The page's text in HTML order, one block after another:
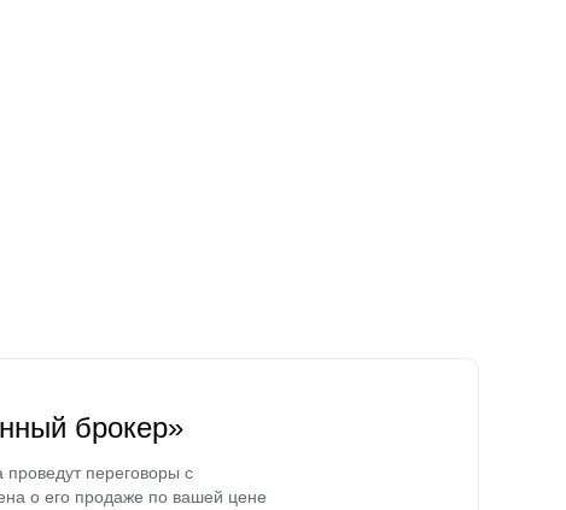
брокер»
переговоры с
о его продаже по вашей цене